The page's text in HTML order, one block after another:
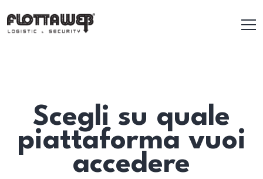
Scegli su quale
piattaforma vuoi
accedere